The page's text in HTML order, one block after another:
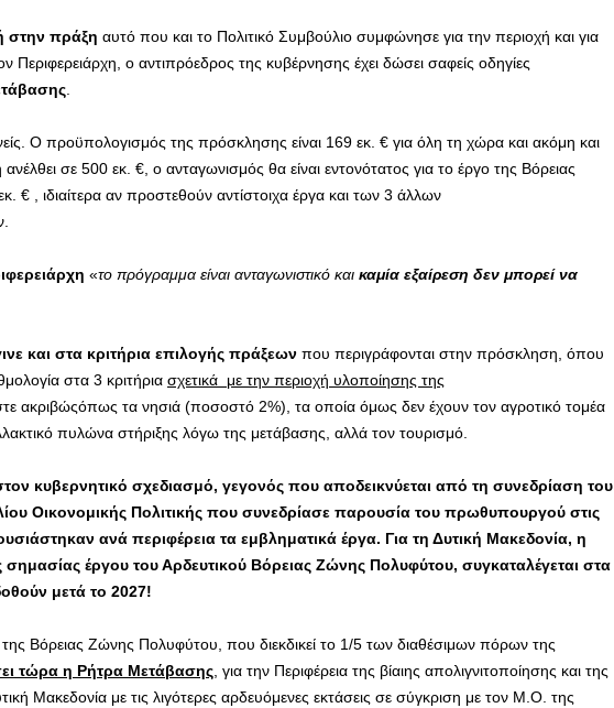
στην πράξη αυτό που και το Πολιτικό Συμβούλιο συμφώνησε για την περιοχή και για
ο αντιπρόεδρος της κυβέρνησης έχει δώσει σαφείς οδηγίες
Ο προϋπολογισμός της πρόσκλησης είναι 169 εκ. € για όλη τη χώρα και ακόμη και
σε 500 εκ. €, ο ανταγωνισμός θα είναι εντονότατος για το έργο της Βόρειας
€ , ιδιαίτερα αν προστεθούν αντίστοιχα έργα και των 3 άλλων
«το πρόγραμμα είναι ανταγωνιστικό και καμία εξαίρεση δεν μπορεί να
και στα κριτήρια επιλογής πράξεων που περιγράφονται στην πρόσκληση, όπου
στα 3 κριτήρια σχετικά με την περιοχή υλοποίησης της
ακριβώςόπως τα νησιά (ποσοστό 2%), τα οποία όμως δεν έχουν τον αγροτικό τομέα
πυλώνα στήριξης λόγω της μετάβασης, αλλά τον τουρισμό.
κυβερνητικό σχεδιασμό, γεγονός που αποδεικνύεται από τη συνεδρίαση του
Οικονομικής Πολιτικής που συνεδρίασε παρουσία του πρωθυπουργού στις
ανά περιφέρεια τα εμβληματικά έργα. Για τη Δυτική Μακεδονία, η
σημασίας έργου του Αρδευτικού Βόρειας Ζώνης Πολυφύτου, συγκαταλέγεται στα
μετά το 2027!
της Βόρειας Ζώνης Πολυφύτου, που διεκδικεί το 1/5 των διαθέσιμων πόρων της
τώρα η Ρήτρα Μετάβασης , για την Περιφέρεια της βίαιης απολιγνιτοποίησης και της
Μακεδονία με τις λιγότερες αρδευόμενες εκτάσεις σε σύγκριση με τον Μ.Ο. της